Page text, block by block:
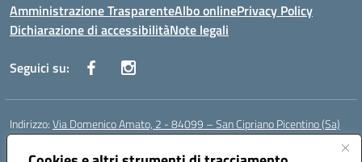
Amministrazione TrasparenteAlbo onlinePrivacy Policy
Dichiarazione di accessibilitàNote legali
Seguici su:
Indirizzo:Via Domenico Amato, 2 - 84099 – San Cipriano Picentino (Sa)
Centralino:
Posta elettronica certificata (PEC):saic87700c@pec.istruzione.it